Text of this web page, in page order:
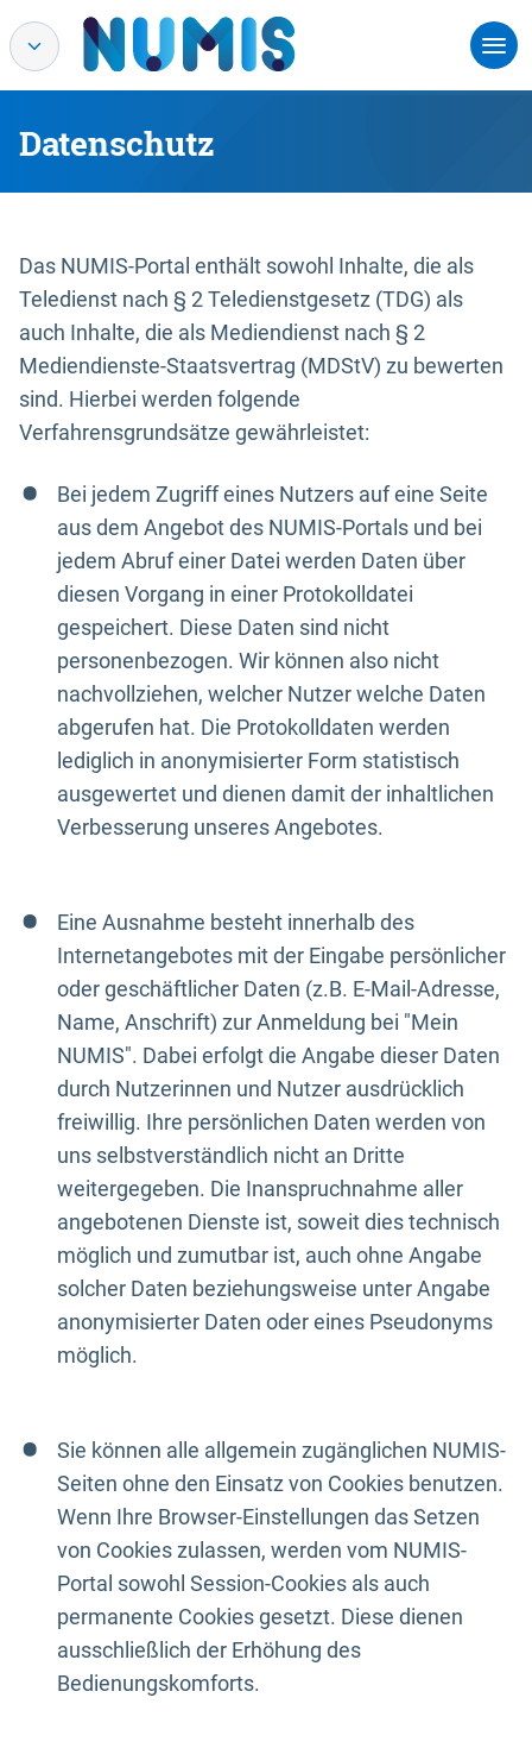
Datenschutz
Das NUMIS-Portal enthält sowohl Inhalte, die als
Teledienst nach § 2 Teledienstgesetz (TDG) als
auch Inhalte, die als Mediendienst nach § 2
Mediendienste-Staatsvertrag (MDStV) zu bewerten
sind. Hierbei werden folgende
Verfahrensgrundsätze gewährleistet:
Bei jedem Zugriff eines Nutzers auf eine Seite
aus dem Angebot des NUMIS-Portals und bei
jedem Abruf einer Datei werden Daten über
diesen Vorgang in einer Protokolldatei
gespeichert. Diese Daten sind nicht
personenbezogen. Wir können also nicht
nachvollziehen, welcher Nutzer welche Daten
abgerufen hat. Die Protokolldaten werden
lediglich in anonymisierter Form statistisch
ausgewertet und dienen damit der inhaltlichen
Verbesserung unseres Angebotes.
Eine Ausnahme besteht innerhalb des
Internetangebotes mit der Eingabe persönlicher
oder geschäftlicher Daten (z.B. E-Mail-Adresse,
Name, Anschrift) zur Anmeldung bei "Mein
NUMIS". Dabei erfolgt die Angabe dieser Daten
durch Nutzerinnen und Nutzer ausdrücklich
freiwillig. Ihre persönlichen Daten werden von
uns selbstverständlich nicht an Dritte
weitergegeben. Die Inanspruchnahme aller
angebotenen Dienste ist, soweit dies technisch
möglich und zumutbar ist, auch ohne Angabe
solcher Daten beziehungsweise unter Angabe
anonymisierter Daten oder eines Pseudonyms
möglich.
Sie können alle allgemein zugänglichen NUMIS-
Seiten ohne den Einsatz von Cookies benutzen.
Wenn Ihre Browser-Einstellungen das Setzen
von Cookies zulassen, werden vom NUMIS-
Portal sowohl Session-Cookies als auch
permanente Cookies gesetzt. Diese dienen
ausschließlich der Erhöhung des
Bedienungskomforts.